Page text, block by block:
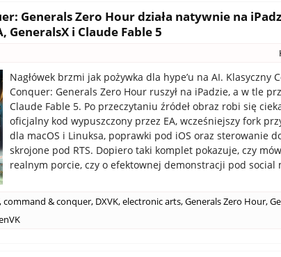
Generals Zero Hour działa natywnie na
GeneralsX i Claude Fable 5
Nagłówek brzmi jak pożywka dla hype’u na AI. Klasyczny
Conquer: Generals Zero Hour ruszył na iPadzie, a w tle
Claude Fable 5. Po przeczytaniu źródeł obraz robi się
oficjalny kod wypuszczony przez EA, wcześniejszy fork
dla macOS i Linuksa, poprawki pod iOS oraz sterowanie
skrojone pod RTS. Dopiero taki komplet pokazuje, czy
realnym porcie, czy o efektownej demonstracji pod social
,command & conquer, DXVK,electronic arts,Generals Zero Hour,